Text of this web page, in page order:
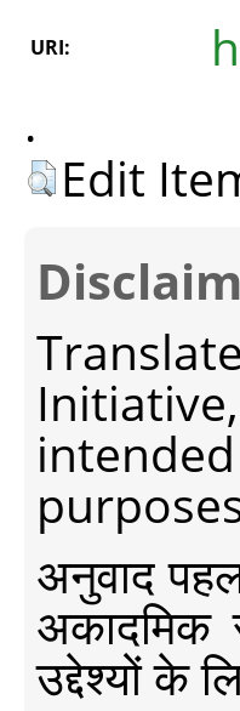
URI:
.
Edit
अनुवाद
अकादमिक
उद्देश्यों के